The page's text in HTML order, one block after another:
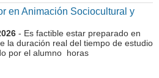
en Animación Sociocultural y
- Es factible estar preparado en
la duración real del tiempo de estudio
por el alumno horas